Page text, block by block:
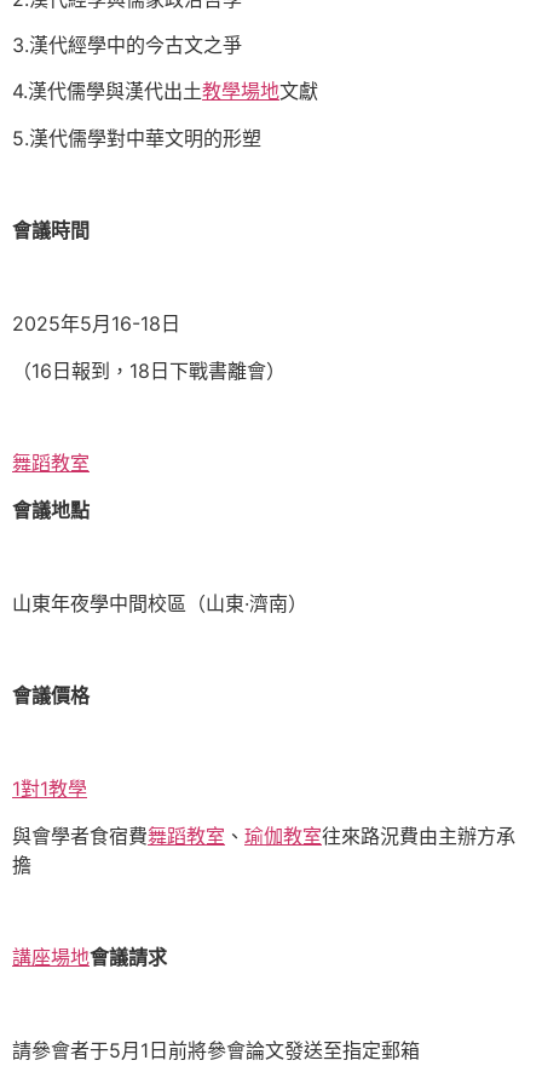
3.漢代經學中的今古文之爭
4.漢代儒學與漢代出土教學場地文獻
5.漢代儒學對中華文明的形塑
會議時間
2025年5月16-18日
（16日報到，18日下戰書離會）
舞蹈教室
會議地點
山東年夜學中間校區（山東·濟南）
會議價格
1對1教學
與會學者食宿費舞蹈教室 、 瑜伽教室往來路況費由主辦方承
擔
講座場地會議請求
請參會者于5月1日前將參會論文發送至指定郵箱